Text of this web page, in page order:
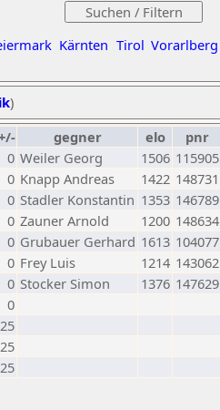
Kärnten Tirol Vorarlberg
)
gegner elo
pnr
0 Weiler Georg 1506 115905
0 Knapp Andreas 1422 148731
0 Stadler Konstantin 1353 146789
0 Zauner Arnold 1200 148634
0 Grubauer Gerhard 1613 104077
0 Frey Luis 1214 143062
0 Stocker Simon 1376 147629
0